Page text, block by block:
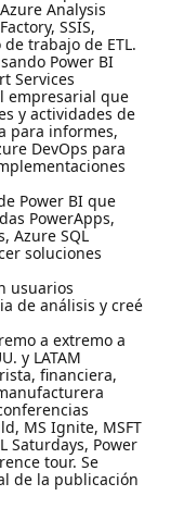
Analysis
SSIS,
trabajo de ETL.
Power BI
Services
empresarial que
y actividades de
para informes,
DevOps para
Power BI que
PowerApps,
Azure SQL
soluciones
usuarios
de análisis y creé
a extremo a
y LATAM
financiera,
MS Ignite, MSFT
Saturdays, Power
tour. Se
de la publicación